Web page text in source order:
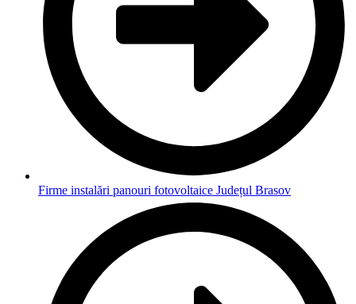
Firme instalări panouri fotovoltaice Județul Brasov